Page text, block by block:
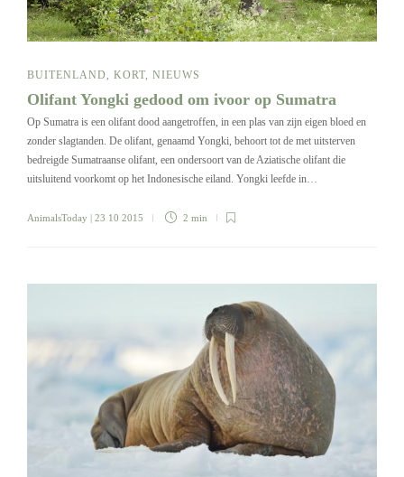
BUITENLAND, KORT, NIEUWS
Olifant Yongki gedood om ivoor op Sumatra
Op Sumatra is een olifant dood aangetroffen, in een plas van zijn eigen bloed en
zonder slagtanden. De olifant, genaamd Yongki, behoort tot de met uitsterven
bedreigde Sumatraanse olifant, een ondersoort van de Aziatische olifant die
uitsluitend voorkomt op het Indonesische eiland. Yongki leefde in…
AnimalsToday | 23 10 2015 2 min